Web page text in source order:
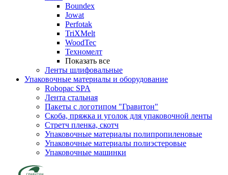
Boundex
Jowat
Perfotak
TriXMelt
WoodTec
Техномелт
Показать все
Ленты шлифовальные
Упаковочные материалы и оборудование
Robopac SPA
Лента стальная
Пакеты с логотипом "Гравитон"
Скоба, пряжка и уголок для упаковочной ленты
Стретч пленка, скотч
Упаковочные материалы полипропиленовые
Упаковочные материалы полиэстеровые
Упаковочные машинки